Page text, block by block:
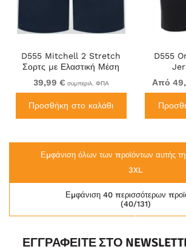
D555 Mitchell 2 Stretch
Σορτς με Ελαστική Μέση
Σκούρο Μπλε
39,99 € συμπεριλ. ΦΠΑ
Προσθήκη στο καλάθι
D555
Από
Εμφάνιση όλων των προϊόντων αυτής
3XL
(40/131)
Εμφάνιση 40 περισσότερων
ΕΓΓΡΑΦΕΊΤΕ ΣΤΟ